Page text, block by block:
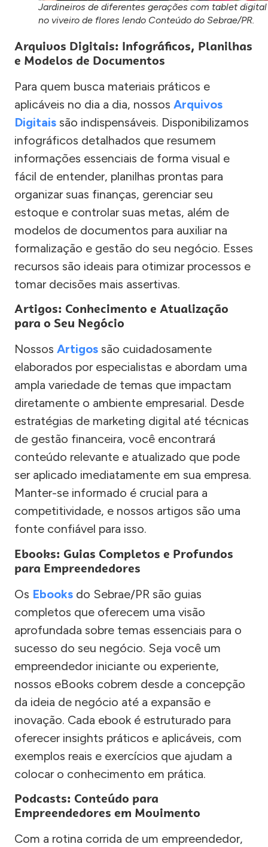
Jardineiros de diferentes gerações com tablet digital
no viveiro de flores lendo Conteúdo do Sebrae/PR.
Arquivos Digitais: Infográficos, Planilhas
e Modelos de Documentos
Para quem busca materiais práticos e
aplicáveis no dia a dia, nossos Arquivos
Digitais são indispensáveis. Disponibilizamos
infográficos detalhados que resumem
informações essenciais de forma visual e
fácil de entender, planilhas prontas para
organizar suas finanças, gerenciar seu
estoque e controlar suas metas, além de
modelos de documentos para auxiliar na
formalização e gestão do seu negócio. Esses
recursos são ideais para otimizar processos e
tomar decisões mais assertivas.
Artigos: Conhecimento e Atualização
para o Seu Negócio
Nossos Artigos são cuidadosamente
elaborados por especialistas e abordam uma
ampla variedade de temas que impactam
diretamente o ambiente empresarial. Desde
estratégias de marketing digital até técnicas
de gestão financeira, você encontrará
conteúdo relevante e atualizado que pode
ser aplicado imediatamente em sua empresa.
Manter-se informado é crucial para a
competitividade, e nossos artigos são uma
fonte confiável para isso.
Ebooks: Guias Completos e Profundos
para Empreendedores
Os Ebooks do Sebrae/PR são guias
completos que oferecem uma visão
aprofundada sobre temas essenciais para o
sucesso do seu negócio. Seja você um
empreendedor iniciante ou experiente,
nossos eBooks cobrem desde a concepção
da ideia de negócio até a expansão e
inovação. Cada ebook é estruturado para
oferecer insights práticos e aplicáveis, com
exemplos reais e exercícios que ajudam a
colocar o conhecimento em prática.
Podcasts: Conteúdo para
Empreendedores em Movimento
Com a rotina corrida de um empreendedor,